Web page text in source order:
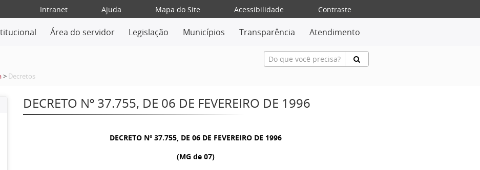
Intranet Ajuda Mapa do Site Acessibilidade
Contraste
Área do servidor Legislação Municípios Transparência Atendimento
> Decretos
DECRETO Nº 37.755, DE 06 DE FEVEREIRO DE 1996
DECRETO Nº 37.755, DE 06 DE FEVEREIRO DE 1996
(MG de 07)